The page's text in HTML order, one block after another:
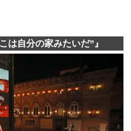
は自分の家みたいだ”』